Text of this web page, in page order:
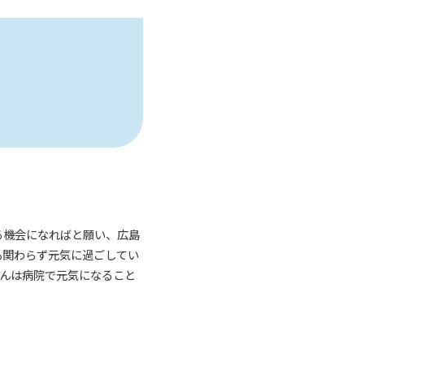
会になればと願い、広島
わらず元気に過ごしてい
は病院で元気になること